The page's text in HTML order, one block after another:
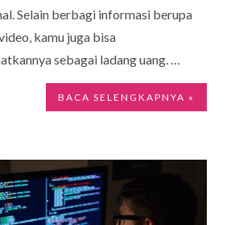
Selain berbagi informasi berupa
kamu juga bisa
sebagai ladang uang. …
BACA SELENGKAPNYA »